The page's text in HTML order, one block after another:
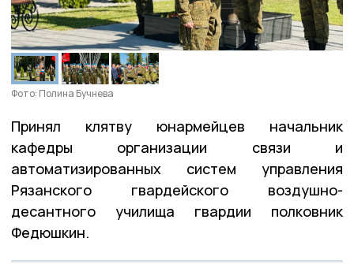
Фото: Полина Бучнева
Принял клятву юнармейцев начальник
кафедры организации связи и
автоматизированных систем управления
Рязанского гвардейского воздушно-
десантного училища гвардии полковник
Федюшкин.